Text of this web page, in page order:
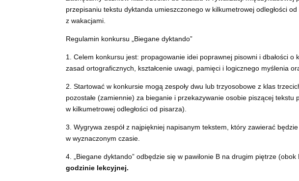
przepisaniu tekstu dyktanda umieszczonego w kilkumetrowej odległości
z wakacjami.
Regulamin konkursu „Biegane dyktando”
1. Celem konkursu jest: propagowanie idei poprawnej pisowni i dbałości
zasad ortograficznych, kształcenie uwagi, pamięci i logicznego myślenia
2. Startować w konkursie mogą zespoły dwu lub trzyosobowe z klas
pozostałe (zamiennie) za bieganie i przekazywanie osobie piszącej
w kilkumetrowej odległości od pisarza).
3. Wygrywa zespół z najpiękniej napisanym tekstem, który zawierać
w wyznaczonym czasie.
4. „Biegane dyktando” odbędzie się w pawilonie B na drugim piętrze
godzinie lekcyjnej.